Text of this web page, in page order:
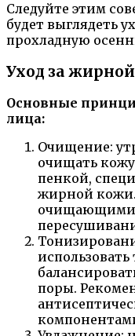
Следуйте этим
будет выглядеть
прохладную
Уход за
Основные
лица:
Очищение:
очищать
пенкой,
жирной
очищающими
поры.